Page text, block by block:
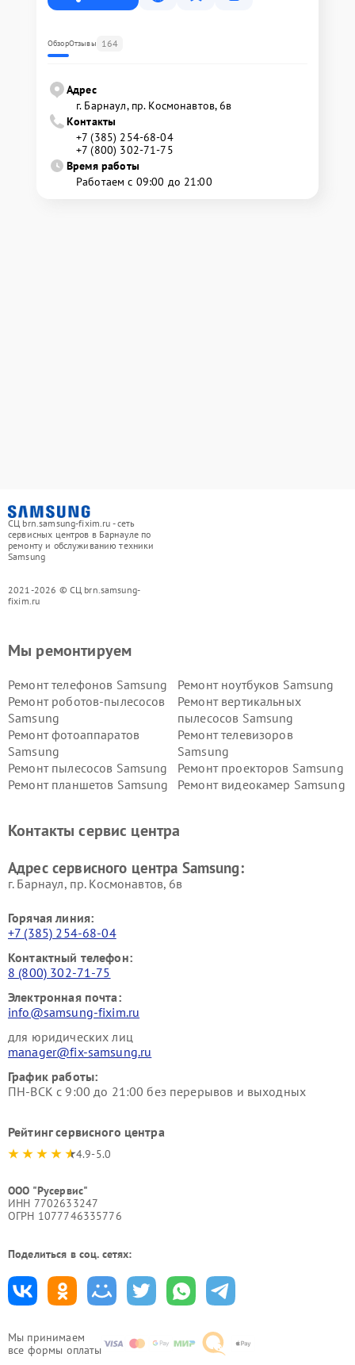
ОбзорОтзывы 164
Адрес
г. Барнаул, ​пр. Космонавтов, 6в
Контакты
+7 (385) 254-68-04
+7 (800) 302-71-75
Время работы
Работаем с 09:00 до 21:00
СЦ brn.samsung-fixim.ru - сеть
сервисных центров в Барнауле по
ремонту и обслуживанию техники
Samsung
2021-2026 © СЦ brn.samsung-
fixim.ru
Мы принимаем
все формы оплаты
Мы ремонтируем
Ремонт телефонов Samsung
Ремонт ноутбуков Samsung
Ремонт роботов-пылесосов
Samsung
Ремонт вертикальных
пылесосов Samsung
Ремонт фотоаппаратов
Samsung
Ремонт телевизоров
Samsung
Ремонт пылесосов Samsung
Ремонт проекторов Samsung
Ремонт планшетов Samsung
Ремонт видеокамер Samsung
Контакты сервис центра
Адрес сервисного центра Samsung:
г. Барнаул, ​пр. Космонавтов, 6в
Горячая линия:
+7 (385) 254-68-04
Контактный телефон:
8 (800) 302-71-75
Электронная почта:
info@samsung-fixim.ru
для юридических лиц
manager@fix-samsung.ru
График работы:
ПН-ВСК с 9:00 до 21:00 без перерывов и выходных
Рейтинг сервисного центра
4.9-5.0
ООО "Русервис"
ИНН 7702633247
ОГРН 1077746335776
Поделиться в соц. сетях: